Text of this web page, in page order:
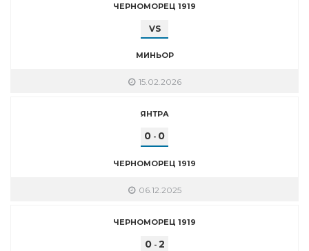
ЧЕРНОМОРЕЦ 1919
VS
МИНЬОР
15.02.2026
ЯНТРА
0 - 0
ЧЕРНОМОРЕЦ 1919
06.12.2025
ЧЕРНОМОРЕЦ 1919
0- 2